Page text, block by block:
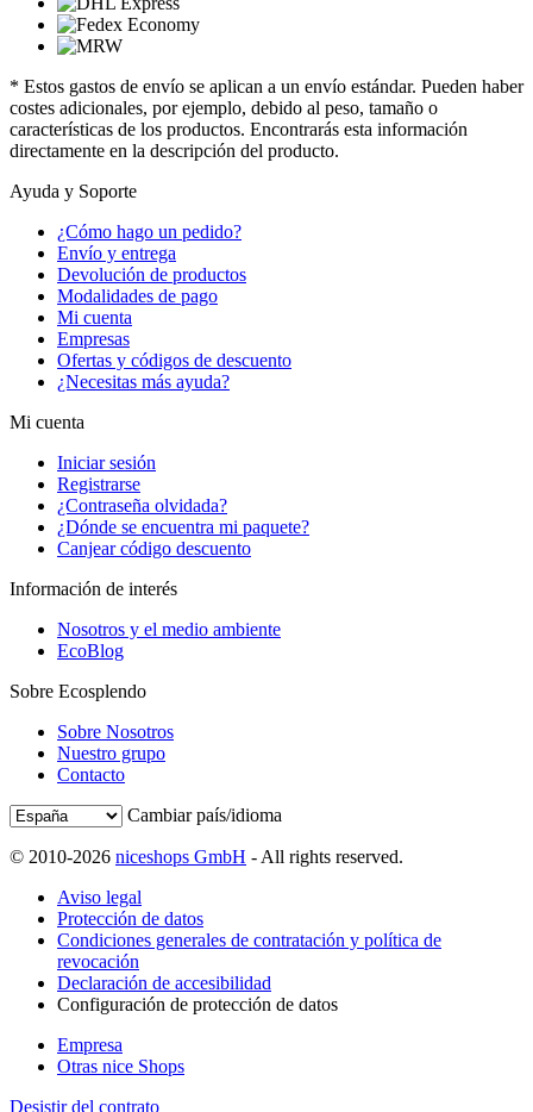
* Estos gastos de envío se aplican a un envío estándar. Pueden haber
costes adicionales, por ejemplo, debido al peso, tamaño o
características de los productos. Encontrarás esta información
directamente en la descripción del producto.
Ayuda y Soporte
¿Cómo hago un pedido?
Envío y entrega
Devolución de productos
Modalidades de pago
Mi cuenta
Empresas
Ofertas y códigos de descuento
¿Necesitas más ayuda?
Mi cuenta
Iniciar sesión
Registrarse
¿Contraseña olvidada?
¿Dónde se encuentra mi paquete?
Canjear código descuento
Información de interés
Nosotros y el medio ambiente
EcoBlog
Sobre Ecosplendo
Sobre Nosotros
Nuestro grupo
Contacto
Cambiar país/idioma
© 2010-2026 niceshops GmbH - All rights reserved.
Aviso legal
Protección de datos
Condiciones generales de contratación y política de
revocación
Declaración de accesibilidad
Configuración de protección de datos
Empresa
Otras nice Shops
Desistir del contrato